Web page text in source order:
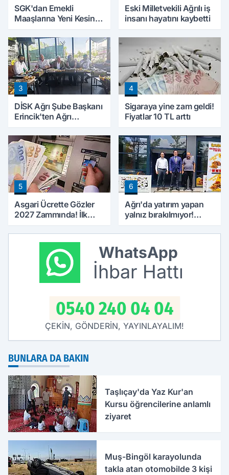
SGK'dan Emekli
Maaşlarına Yeni Kesinti
Borçları Aylıklardan
Tahsil Edilecek
Eski Milletvekili Ağrılı iş
insanı hayatını kaybetti
3
DİSK Ağrı Şube Başkanı
Erincik'ten Ağrı
4
Sigaraya yine zam geldi!
Fiyatlar 10 TL arttı
5
Asgari Ücrette Gözler
2027 Zammında! İlk
Ödeneceği Tarih
Netleşti
6
Ağrı'da yatırım yapan
yalnız bırakılmıyor!
ziyaret
WhatsApp
İhbar Hattı
0540 240 04 04
ÇEKİN, GÖNDERİN, YAYINLAYALIM!
BUNLARA DA BAKIN
Taşlıçay'da Yaz Kur'an
Kursu öğrencilerine anlamlı
ziyaret
Muş-Bingöl karayolunda
takla atan otomobilde 3 kişi